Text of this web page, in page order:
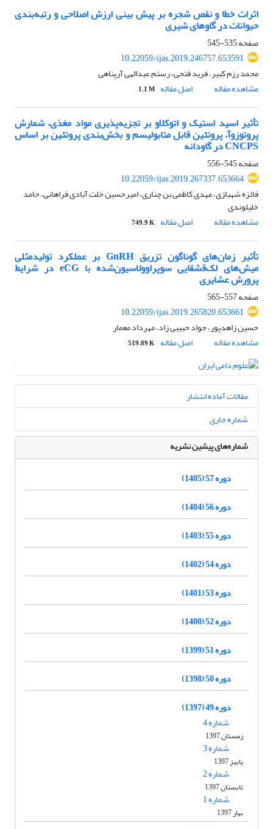
اثرات خطا و نقص شجره‌ بر پیش بینی ارزش اصلاحی و رتبه‌بندی
حیوانات در گاوهای شیری
صفحه535-545
10.22059/ijas.2019.246757.653591
محمد رزم کبیر، فرید فتحی، رستم عبدالهی آرپناهی
مشاهده مقاله
اصل مقاله 1.1 M
تأثیر اسید استیک و اتوکلاو بر تجزیه‌پذیری مواد مغذی، شمارش
پروتوزوآ، پروتئین قابل متابولیسم و بخش‌بندی پروتئین بر اساس
CNCPS در گاودانه
صفحه545-556
10.22059/ijas.2019.267337.653664
فائزه شهبازی، مهدی کاظمی بن چناری، امیرحسین خلت آبادی فراهانی، حامد
خلیلوندی
مشاهده مقاله
اصل مقاله 749.9 K
تأثیر زمان‌های گوناگون تزریق GnRH بر عملکرد تولیدمثلی
میش‌های لک‌قشقایی سوپراوولاسیون‌شده با eCG در شرایط
پرورش عشایری
صفحه557-565
10.22059/ijas.2019.265820.653661
حسین زاهدپور، جواد حبیبی زاد، مهرداد معمار
مشاهده مقاله
اصل مقاله 519.89 K
مقالات آماده انتشار
شماره جاری
شماره‌های پیشین نشریه
دوره 57 (1405)
دوره 56 (1404)
دوره 55 (1403)
دوره 54 (1402)
دوره 53 (1401)
دوره 52 (1400)
دوره 51 (1399)
دوره 50 (1398)
دوره 49 (1397)
شماره 4
زمستان 1397
شماره 3
پاییز 1397
شماره 2
تابستان 1397
شماره 1
بهار 1397